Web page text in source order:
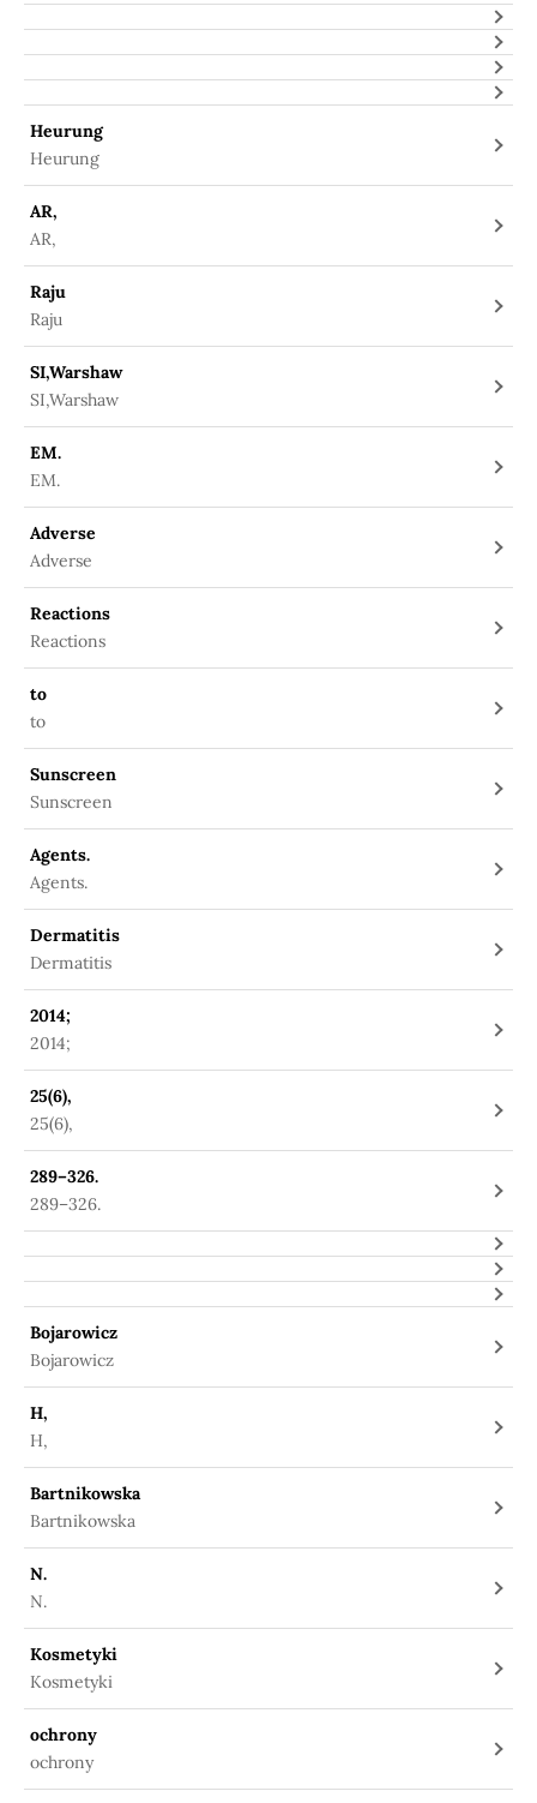
Heurung
Heurung
AR,
AR,
Raju
Raju
SI,Warshaw
SI,Warshaw
EM.
EM.
Adverse
Adverse
Reactions
Reactions
to
to
Sunscreen
Sunscreen
Agents.
Agents.
Dermatitis
Dermatitis
2014;
2014;
25(6),
25(6),
289–326.
289–326.
Bojarowicz
Bojarowicz
H,
H,
Bartnikowska
Bartnikowska
N.
N.
Kosmetyki
Kosmetyki
ochrony
ochrony